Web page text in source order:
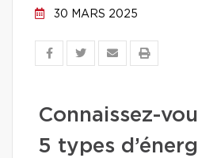
30 MARS 2025
Connaissez-
5 types